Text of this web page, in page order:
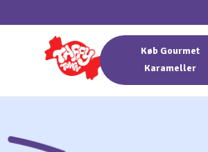
Køb Gourmet
Karameller